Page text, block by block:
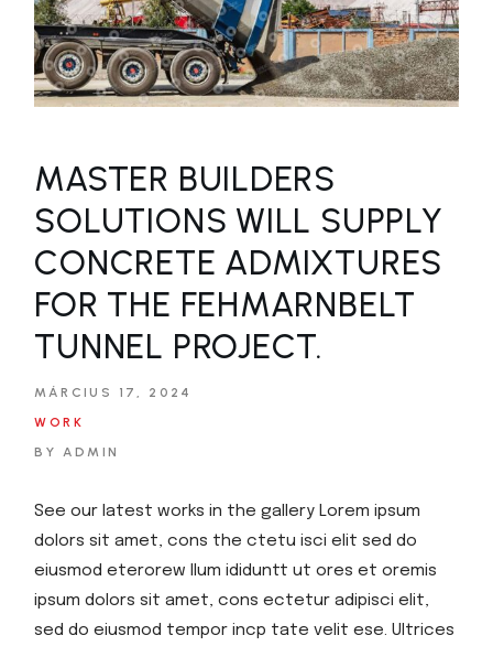
MASTER BUILDERS
SOLUTIONS WILL SUPPLY
CONCRETE ADMIXTURES
FOR THE FEHMARNBELT
TUNNEL PROJECT.​
MÁRCIUS 17, 2024
WORK
BY ADMIN
See our latest works in the gallery Lorem ipsum
dolors sit amet, cons the ctetu isci elit sed do
eiusmod eterorew llum ididuntt ut ores et oremis
ipsum dolors sit amet, cons ectetur adipisci elit,
sed do eiusmod tempor incp tate velit ese. Ultrices